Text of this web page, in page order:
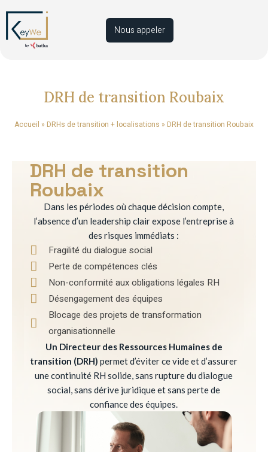
Nous appeler
DRH de transition Roubaix
Accueil » DRHs de transition + localisations » DRH de transition Roubaix
DRH de transition
Roubaix
Dans les périodes où chaque décision compte,
l’absence d’un leadership clair expose l’entreprise à
des risques immédiats :
Fragilité du dialogue social
Perte de compétences clés
Non-conformité aux obligations légales RH
Désengagement des équipes
Blocage des projets de transformation
organisationnelle
Un Directeur des Ressources Humaines de
transition (DRH) permet d’éviter ce vide et d’assurer
une continuité RH solide, sans rupture du dialogue
social, sans dérive juridique et sans perte de
confiance des équipes.